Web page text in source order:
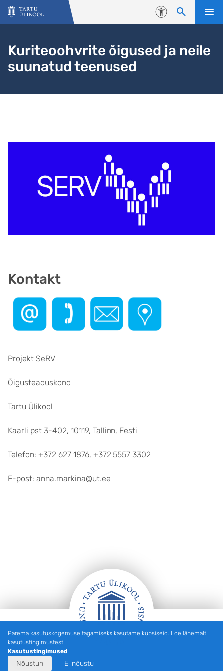
Liigu edasi põhisisu juurde
Juurdepääsetavus
Kuriteoohvrite õigused ja neile
suunatud teenused
Kontakt
Projekt SeRV
Õigusteaduskond
Tartu Ülikool
Kaarli pst 3-402, 10119, Tallinn, Eesti
Telefon: +372 627 1876, +372 5557 3302
E-post: anna.markina@ut.ee
Jalus
Parema kasutuskogemuse tagamiseks kasutame küpsiseid. Loe lähemalt
kasutustingimustest.
Kasutustingimused
Nõustun Ei nõustu